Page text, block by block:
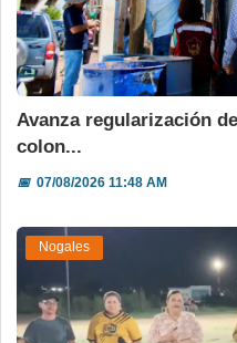
Avanza regularización
colon...
📅07/08/2026 11:48 AM
Nogales